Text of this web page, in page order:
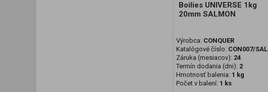
Boilies UNIVERSE 1kg
20mm SALMON
Výrobca: CONQUER
Katalógové číslo: CON007/SAL
Záruka (mesiacov): 24
Termín dodania (dni): 2
Hmotnosť balenia: 1 kg
Počet v balení: 1 ks